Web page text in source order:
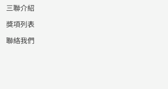
三聯介紹
獎項列表
聯絡我們